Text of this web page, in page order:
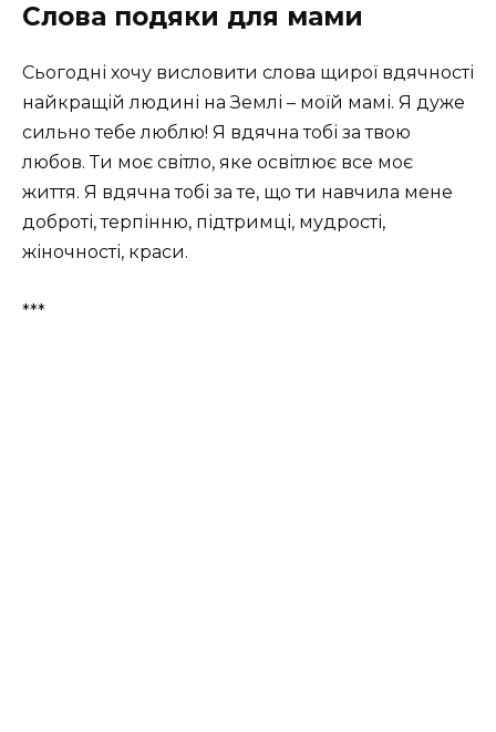
Слова подяки для мами
Сьогодні хочу висловити слова щирої вдячності
найкращій людині на Землі – моїй мамі. Я дуже
сильно тебе люблю! Я вдячна тобі за твою
любов. Ти моє світло, яке освітлює все моє
життя. Я вдячна тобі за те, що ти навчила мене
доброті, терпінню, підтримці, мудрості,
жіночності, краси.
***